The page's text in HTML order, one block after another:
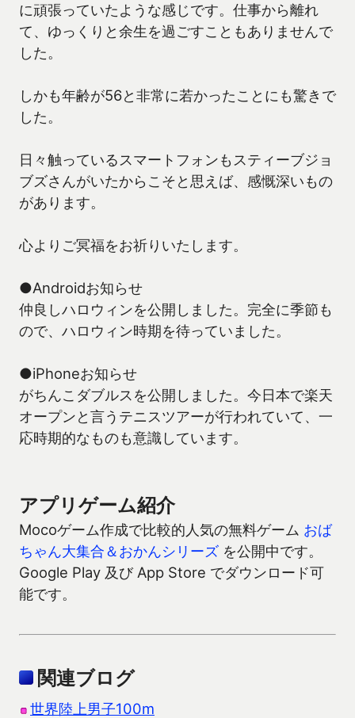
に頑張っていたような感じです。仕事から離れ
て、ゆっくりと余生を過ごすこともありませんで
した。
しかも年齢が56と非常に若かったことにも驚きで
した。
日々触っているスマートフォンもスティーブジョ
ブズさんがいたからこそと思えば、感慨深いもの
があります。
心よりご冥福をお祈りいたします。
●Androidお知らせ
仲良しハロウィンを公開しました。完全に季節も
ので、ハロウィン時期を待っていました。
●iPhoneお知らせ
がちんこダブルスを公開しました。今日本で楽天
オープンと言うテニスツアーが行われていて、一
応時期的なものも意識しています。
アプリゲーム紹介
Mocoゲーム作成で比較的人気の無料ゲーム おば
ちゃん大集合＆おかんシリーズ を公開中です。
Google Play 及び App Store でダウンロード可
能です。
関連ブログ
世界陸上男子100m